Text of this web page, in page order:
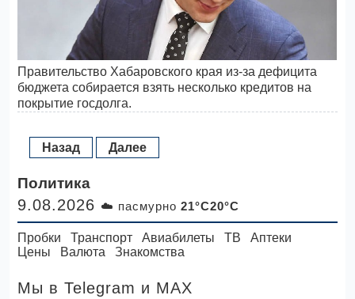
Правительство Хабаровского края из-за дефицита
бюджета собирается взять несколько кредитов на
покрытие госдолга.
Назад Далее
Политика
9.08.2026 ☁️ пасмурно21°C20°C
Пробки Транспорт Авиабилеты ТВ
Аптеки
Цены
Валюта Знакомства
Мы в Telegram и MAX